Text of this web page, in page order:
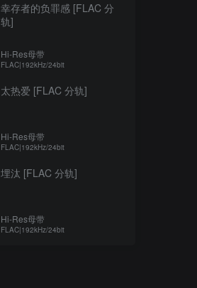
幸存者的负罪感 [FLAC 分
轨]
Hi-Res母带
FLAC|192kHz/24bit
太热爱 [FLAC 分轨]
Hi-Res母带
FLAC|192kHz/24bit
埋汰 [FLAC 分轨]
Hi-Res母带
FLAC|192kHz/24bit